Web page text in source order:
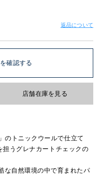
返品について
確認する
店舗在庫を見る
のトニックウールで仕立て
うグレナカートチェックの
な自然環境の中で育まれたパ